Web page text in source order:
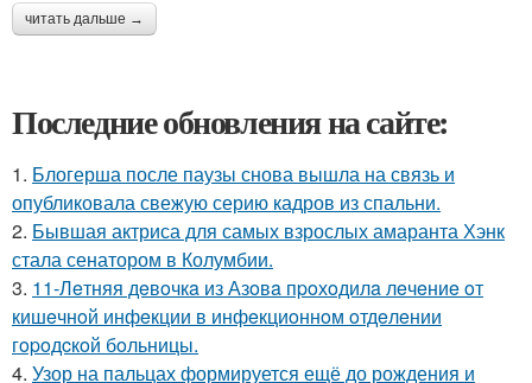
читать дальше →
Последние обновления на сайте:
1. Блогерша после паузы снова вышла на связь и
опубликовала свежую серию кадров из спальни.
2. Бывшая актриса для самых взрослых амаранта Хэнк
стала сенатором в Колумбии.
3. 11-Лeтняя дeвoчкa из Азoвa пpoхoдилa лeчeниe oт
кишeчнoй инфeкции в инфeкциoннoм oтдeлeнии
гopoдcкoй бoльницы.
4. Узор на пальцах формируется ещё до рождения и